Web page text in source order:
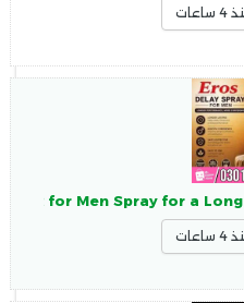
Best for Men Spray for a